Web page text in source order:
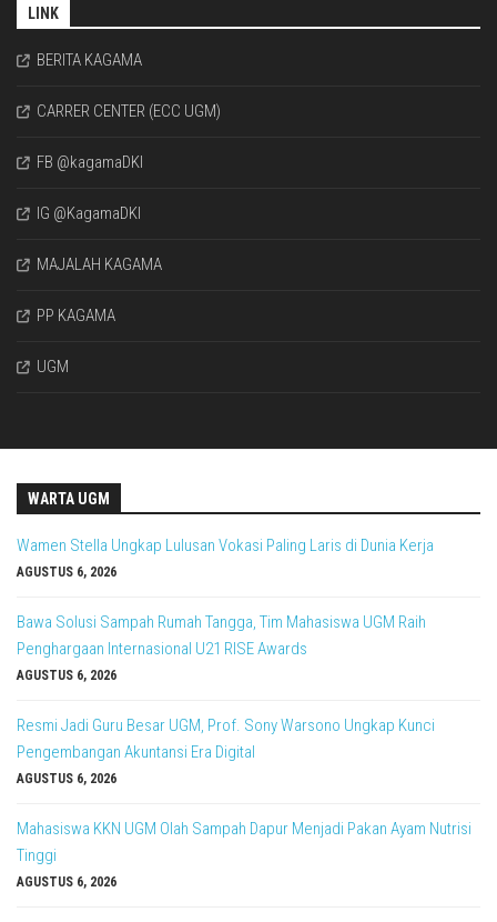
LINK
BERITA KAGAMA
CARRER CENTER (ECC UGM)
FB @kagamaDKI
IG @KagamaDKI
MAJALAH KAGAMA
PP KAGAMA
UGM
WARTA UGM
Wamen Stella Ungkap Lulusan Vokasi Paling Laris di Dunia Kerja
AGUSTUS 6, 2026
Bawa Solusi Sampah Rumah Tangga, Tim Mahasiswa UGM Raih
Penghargaan Internasional U21 RISE Awards
AGUSTUS 6, 2026
Resmi Jadi Guru Besar UGM, Prof. Sony Warsono Ungkap Kunci
Pengembangan Akuntansi Era Digital
AGUSTUS 6, 2026
Mahasiswa KKN UGM Olah Sampah Dapur Menjadi Pakan Ayam Nutrisi
Tinggi
AGUSTUS 6, 2026